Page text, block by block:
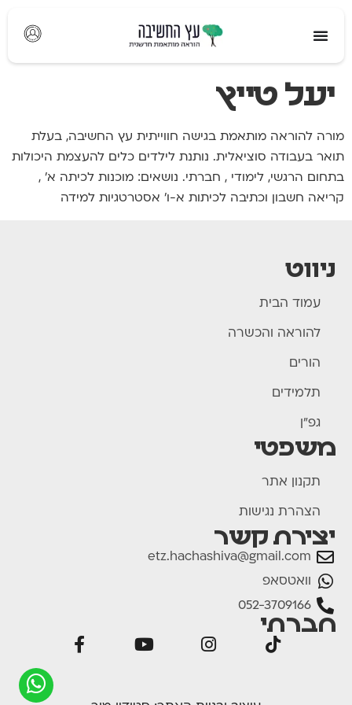
יעל טייץ
מורה להוראה מותאמת בגישה חווייתית עץ החשיבה, בעלת
תואר בעבודה סוציאלית. נותנת לילדים כלים להעצמת היכולות
בתחום הרגשי, לימודי , חברתי. נושאים: מוכנות לכיתה א׳ ,
קריאה חשבון וכתיבה לכיתות א-ו' אסטרטגיות למידה
ניווט
עמוד הבית
להוראה והכשרה
הורים
תלמידים
גפ"ן
משפטי
תקנון אתר
הצהרת נגישות
יצירת קשר
etz.hachashiva@gmail.com
וואטסאפ
052-3709166
חברתי